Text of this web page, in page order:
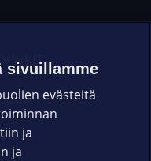
VINKIT
sivuillamme
evästeitä
ja
ja